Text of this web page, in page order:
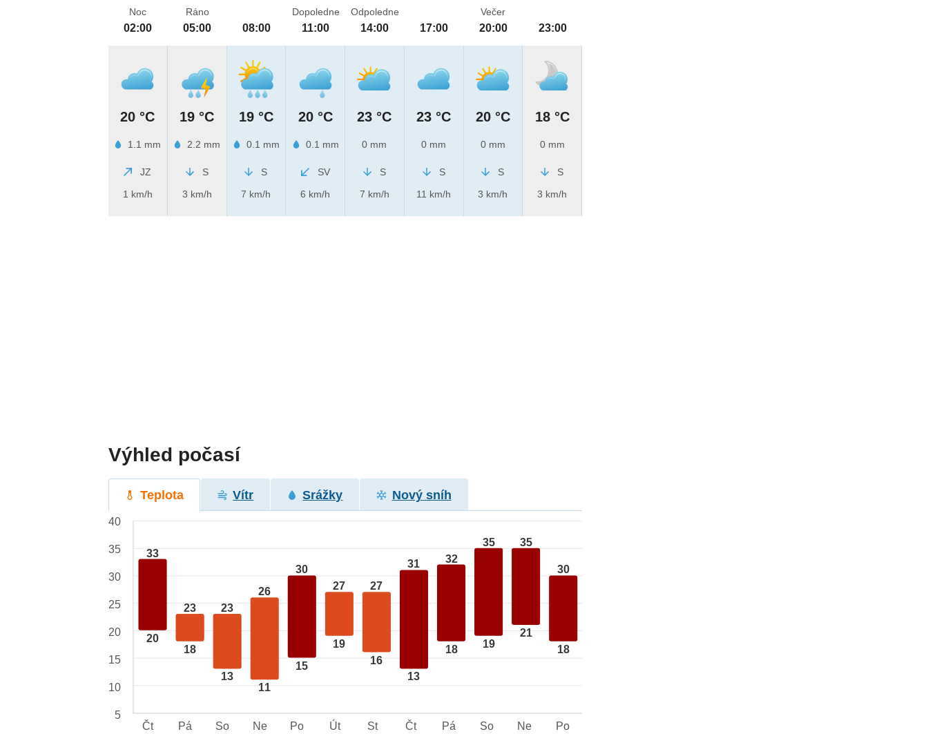
Noc
02:00
20 °C
1.1 mm
JZ
1 km/h
Ráno
05:00
19 °C
2.2 mm
S
3 km/h
08:00
19 °C
0.1 mm
S
7 km/h
Dopoledne
11:00
20 °C
0.1 mm
SV
6 km/h
Odpoledne
14:00
23 °C
0 mm
S
7 km/h
17:00
23 °C
0 mm
S
11 km/h
Večer
20:00
20 °C
0 mm
S
3 km/h
23:00
18 °C
0 mm
S
3 km/h
Výhled počasí
Teplota Vítr Srážky Nový sníh
33
20
23
18
23
13
26
11
30
15
27
19
27
16
31
13
32
18
35
19
35
21
30
18
40
35
30
25
20
15
10
5
Čt
Pá So Ne Po Út St Čt Pá So Ne Po